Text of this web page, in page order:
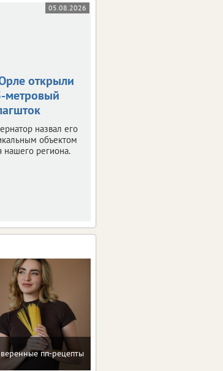
05.08.2026
открыли
метровый
назвал его
объектом
нашего региона.
пп-рецепты